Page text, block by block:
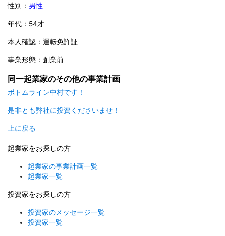
性別： 男性
年代：54才
本人確認：運転免許証
事業形態：創業前
同一起業家のその他の事業計画
ボトムライン中村です！
是非とも弊社に投資くださいませ！
上に戻る
起業家をお探しの方
起業家の事業計画一覧
起業家一覧
投資家をお探しの方
投資家のメッセージ一覧
投資家一覧